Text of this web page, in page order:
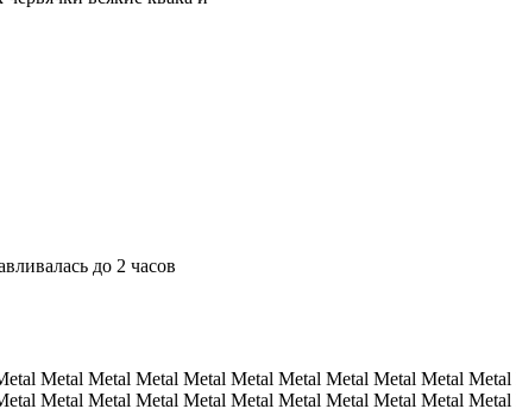
до 2 часов
Metal Metal Metal Metal Metal Metal Metal Metal Metal
Metal Metal Metal Metal Metal Metal Metal Metal Metal